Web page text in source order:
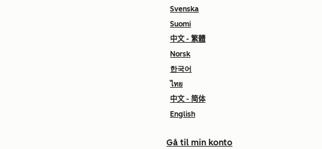
Svenska
Suomi
中文 - 繁體
Norsk
한국어
ไทย
中文 - 简体
English
Gå til min konto